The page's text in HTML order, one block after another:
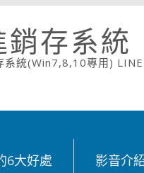
存系統
系統(Win7,8,10專用)
6大好處 影音介